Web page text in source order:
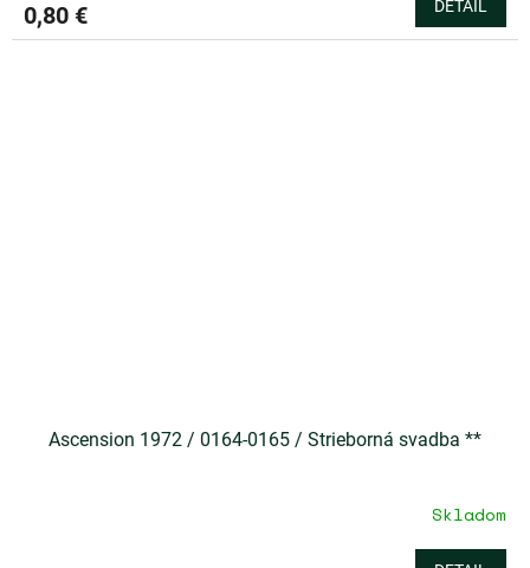
je
4,0
0,80 € DETAIL
Ascension 1972 / 0164-0165 / Strieborná svadba **
Skladom